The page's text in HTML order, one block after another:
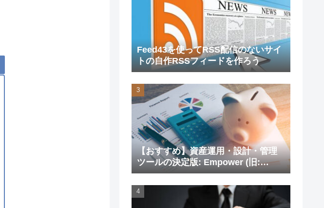
Feed43を使ってRSS配信のないサイ
トの自作RSSフィードを作ろう
【おすすめ】資産運用・設計・管理
ツールの決定版: Empower (旧:
Personal Capital)